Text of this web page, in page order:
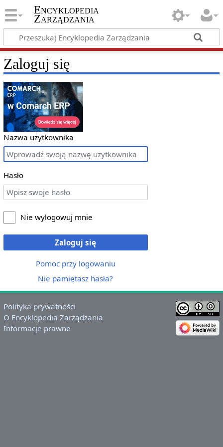
Encyklopedia
Zarządzania
Zaloguj się
Nazwa użytkownika
Hasło
Nie wylogowuj mnie
Zaloguj się
Pomoc przy logowaniu
Nie pamiętasz hasła?
Polityka prywatności
O Encyklopedia Zarządzania
Informacje prawne